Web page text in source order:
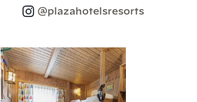
@plazahotelsresorts